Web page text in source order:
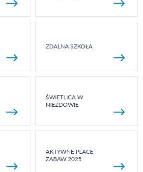
ZDALNA SZKOŁA
ŚWIETLICA W
NIEZDOWIE
AKTYWNE PLACE
ZABAW 2025